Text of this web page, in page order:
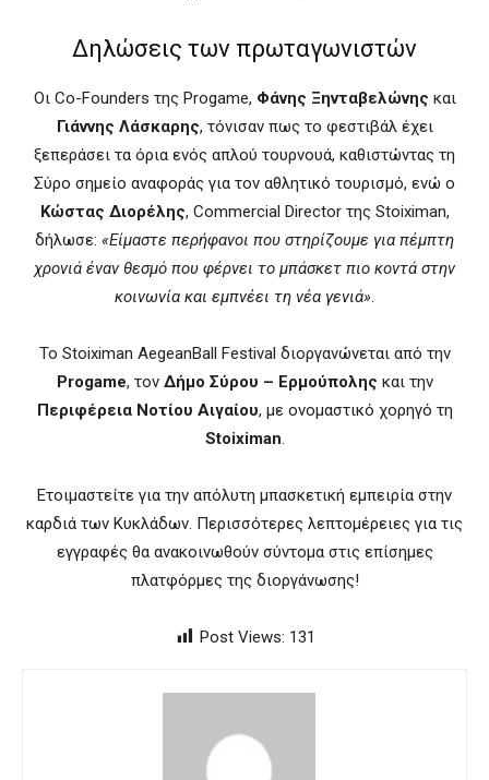
Δηλώσεις των πρωταγωνιστών
Οι Co-Founders της Progame, Φάνης Ξηνταβελώνης και
Γιάννης Λάσκαρης, τόνισαν πως το φεστιβάλ έχει
ξεπεράσει τα όρια ενός απλού τουρνουά, καθιστώντας τη
Σύρο σημείο αναφοράς για τον αθλητικό τουρισμό, ενώ ο
Κώστας Διορέλης, Commercial Director της Stoiximan,
δήλωσε: «Είμαστε περήφανοι που στηρίζουμε για πέμπτη
χρονιά έναν θεσμό που φέρνει το μπάσκετ πιο κοντά στην
κοινωνία και εμπνέει τη νέα γενιά».
Το Stoiximan AegeanBall Festival διοργανώνεται από την
Progame, τον Δήμο Σύρου – Ερμούπολης και την
Περιφέρεια Νοτίου Αιγαίου, με ονομαστικό χορηγό τη
Stoiximan.
Ετοιμαστείτε για την απόλυτη μπασκετική εμπειρία στην
καρδιά των Κυκλάδων. Περισσότερες λεπτομέρειες για τις
εγγραφές θα ανακοινωθούν σύντομα στις επίσημες
πλατφόρμες της διοργάνωσης!
Post Views: 131